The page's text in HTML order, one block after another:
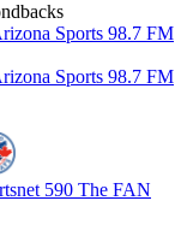
Sports 98.7 FM
Sports 98.7 FM
590 The FAN